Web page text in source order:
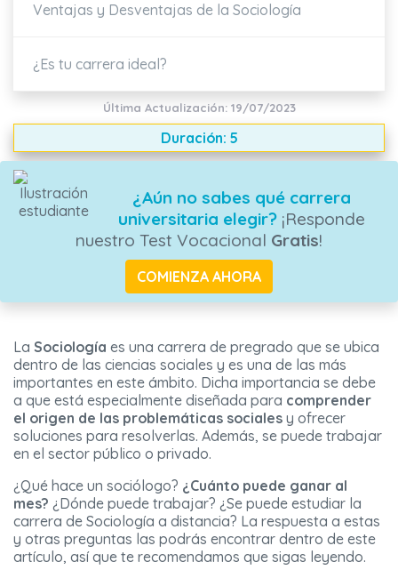
Ventajas y Desventajas de la Sociología
¿Es tu carrera ideal?
Última Actualización: 19/07/2023
Duración: 5
¿Aún no sabes qué carrera
universitaria elegir?¡Responde
nuestro Test Vocacional Gratis!
COMIENZA AHORA
La Sociología es una carrera de pregrado que se ubica
dentro de las ciencias sociales y es una de las más
importantes en este ámbito. Dicha importancia se debe
a que está especialmente diseñada para comprender
el origen de las problemáticas sociales y ofrecer
soluciones para resolverlas. Además, se puede trabajar
en el sector público o privado.
¿Qué hace un sociólogo? ¿Cuánto puede ganar al
mes? ¿Dónde puede trabajar? ¿Se puede estudiar la
carrera de Sociología a distancia? La respuesta a estas
y otras preguntas las podrás encontrar dentro de este
artículo, así que te recomendamos que sigas leyendo.